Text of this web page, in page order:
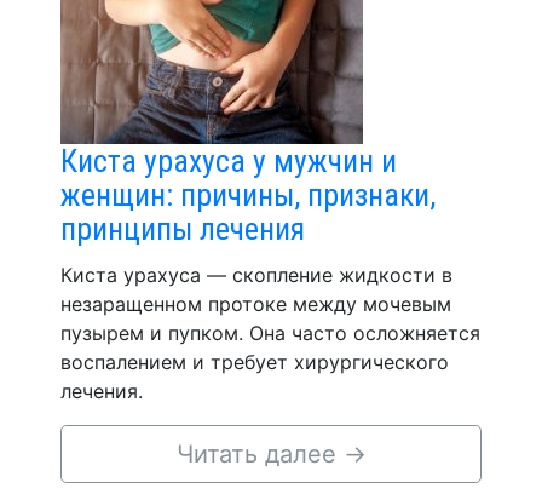
Киста урахуса у мужчин и
женщин: причины, признаки,
принципы лечения
Киста урахуса — скопление жидкости в
незаращенном протоке между мочевым
пузырем и пупком. Она часто осложняется
воспалением и требует хирургического
лечения.
Читать далее →